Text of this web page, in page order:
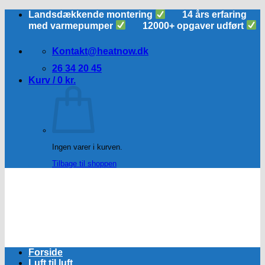
FortsætLandsdækkende montering
14 års erfaring
med varmepumper
12000+ opgaver udført
Kontakt@heatnow.dk
26 34 20 45
Kurv / 0 kr.
Ingen varer i kurven.
Tilbage til shoppen
Forside